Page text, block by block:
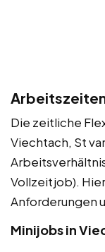
Die zeitliche
Viechtach, St
Vollzeitjob).
Anforderungen
Minijobs in